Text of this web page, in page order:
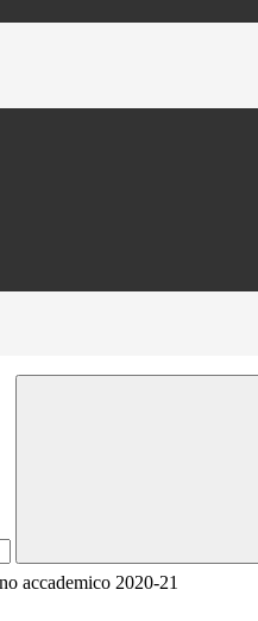
accademico 2020-21